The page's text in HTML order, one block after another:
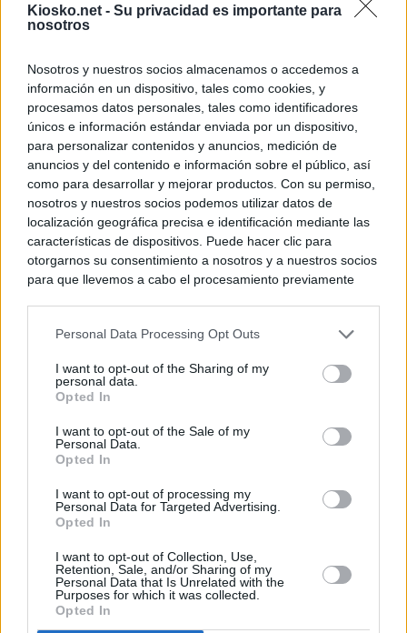
Kiosko.net - Su privacidad es importante para
nosotros
Nosotros y nuestros socios almacenamos o accedemos a
información en un dispositivo, tales como cookies, y
procesamos datos personales, tales como identificadores
únicos e información estándar enviada por un dispositivo,
para personalizar contenidos y anuncios, medición de
anuncios y del contenido e información sobre el público, así
como para desarrollar y mejorar productos. Con su permiso,
nosotros y nuestros socios podemos utilizar datos de
localización geográfica precisa e identificación mediante las
características de dispositivos. Puede hacer clic para
otorgarnos su consentimiento a nosotros y a nuestros socios
para que llevemos a cabo el procesamiento previamente
negar su consentimiento. Tenga en cuenta que algún
de su consentimiento, pero usted tiene el derecho de
rechazar tal procesamiento. Sus preferencias se aplicarán
cualquier momento entrando de nuevo en este sitio web o
visitando nuestra política de privacidad.
Personal Data Processing Opt Outs
I want to opt-out of the Sharing of my
personal data.
Opted In
I want to opt-out of the Sale of my
Personal Data.
Opted In
I want to opt-out of processing my
Personal Data for Targeted Advertising.
Opted In
I want to opt-out of Collection, Use,
Retention, Sale, and/or Sharing of my
Personal Data that Is Unrelated with the
Purposes for which it was collected.
Opted In